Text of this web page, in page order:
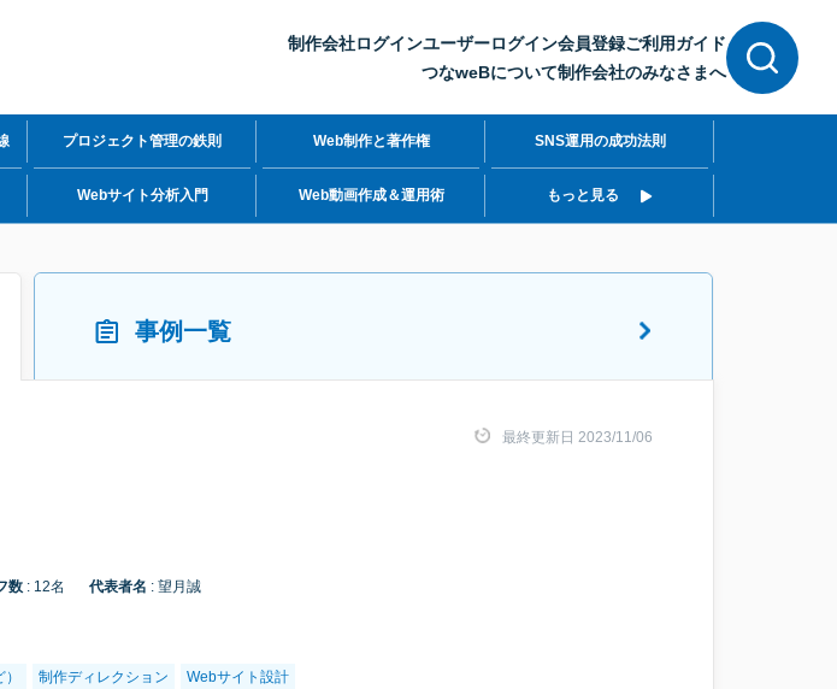
制作会社ログインユーザーログイン会員登録ご利用ガイド
つなweBについて制作会社のみなさまへ
プロジェクト管理の鉄則 Web制作と著作権 SNS運用の成功法則
Webサイト分析入門 Web動画作成＆運用術 もっと見る
事例一覧
最終更新日 2023/11/06
数 : 12名 代表者名 : 望月誠
制作ディレクション
Webサイト設計